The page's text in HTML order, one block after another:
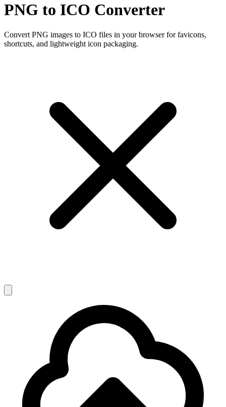
PNG to ICO Converter
Convert PNG images to ICO files in your browser for favicons,
shortcuts, and lightweight icon packaging.